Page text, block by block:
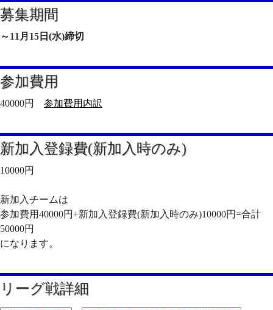
募集期間
～11月15日(水)締切
参加費用
40000円 参加費用内訳
新加入登録費(新加入時のみ)
10000円
新加入チームは
参加費用40000円+新加入登録費(新加入時のみ)10000円=合計
50000円
になります。
リーグ戦詳細